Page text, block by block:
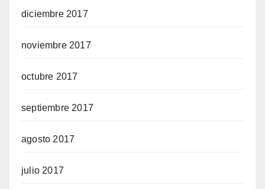
diciembre 2017
noviembre 2017
octubre 2017
septiembre 2017
agosto 2017
julio 2017